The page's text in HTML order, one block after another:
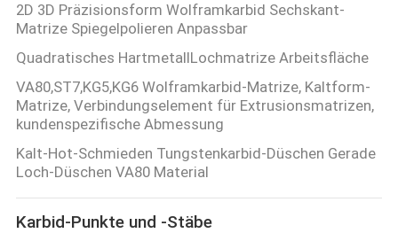
ÜBER
UNS
FABRIK-
AUSFLUG
QUALITÄTSKONTROLLE
2D 3D Präzisionsform Wolframkarbid Sechskant-
Matrize Spiegelpolieren Anpassbar
Quadratisches HartmetallLochmatrize Arbeitsfläche
VA80,ST7,KG5,KG6 Wolframkarbid-Matrize, Kaltform-
Matrize, Verbindungselement für Extrusionsmatrizen,
kundenspezifische Abmessung
Kalt-Hot-Schmieden Tungstenkarbid-Düschen Gerade
Loch-Düschen VA80 Material
Karbid-Punkte und -Stäbe